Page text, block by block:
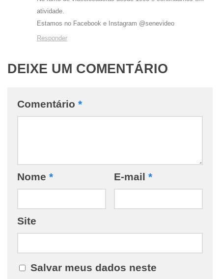
atividade.
Estamos no Facebook e Instagram @senevideo
Responder
DEIXE UM COMENTÁRIO
Comentário *
Nome * E-mail *
Site
Salvar meus dados neste